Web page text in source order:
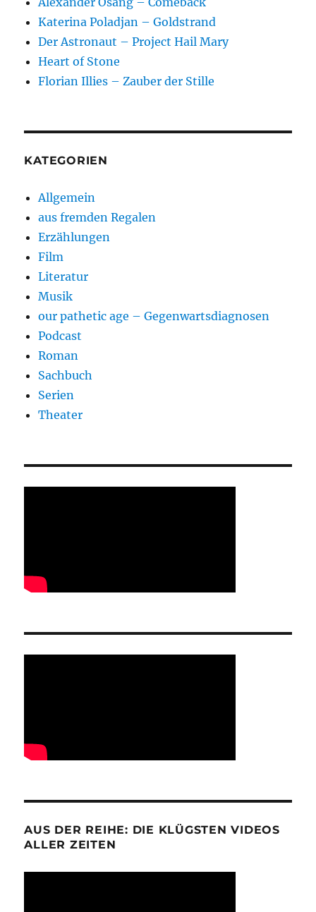
Katerina Poladjan – Goldstrand
Der Astronaut – Project Hail Mary
Heart of Stone
Florian Illies – Zauber der Stille
KATEGORIEN
Allgemein
aus fremden Regalen
Erzählungen
Film
Literatur
Musik
our pathetic age – Gegenwartsdiagnosen
Podcast
Roman
Sachbuch
Serien
Theater
AUS DER REIHE: DIE KLÜGSTEN VIDEOS
ALLER ZEITEN